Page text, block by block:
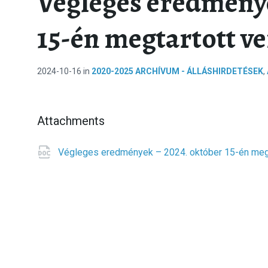
15-én megtartott
2024-10-16 in 2020-2025 ARCHÍVUM - ÁLLÁSHIRDETÉSEK,
Attachments
Végleges eredmények – 2024. október 15-én